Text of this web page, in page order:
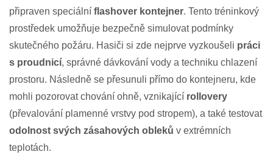
připraven speciální flashover kontejner. Tento tréninkový
prostředek umožňuje bezpečně simulovat podmínky
skutečného požáru. Hasiči si zde nejprve vyzkoušeli práci
s proudnicí, správné dávkování vody a techniku chlazení
prostoru. Následně se přesunuli přímo do kontejneru, kde
mohli pozorovat chování ohně, vznikající rollovery
(převalování plamenné vrstvy pod stropem), a také testovat
odolnost svých zásahových obleků v extrémních
teplotách.